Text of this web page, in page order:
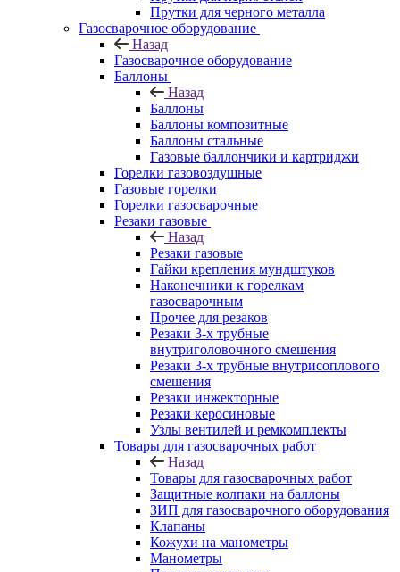
Прутки для черного металла
Газосварочное оборудование
Назад
Газосварочное оборудование
Баллоны
Назад
Баллоны
Баллоны композитные
Баллоны стальные
Газовые баллончики и картриджи
Горелки газовоздушные
Газовые горелки
Горелки газосварочные
Резаки газовые
Назад
Резаки газовые
Гайки крепления мундштуков
Наконечники к горелкам
газосварочным
Прочее для резаков
Резаки 3-х трубные
внутриголовочного смешения
Резаки 3-х трубные внутрисоплового
смешения
Резаки инжекторные
Резаки керосиновые
Узлы вентилей и ремкомплекты
Товары для газосварочных работ
Назад
Товары для газосварочных работ
Защитные колпаки на баллоны
ЗИП для газосварочного оборудования
Клапаны
Кожухи на манометры
Манометры